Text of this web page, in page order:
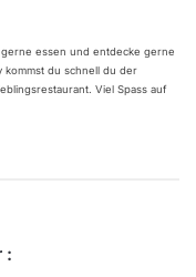
essen und entdecke gerne
du schnell du der
Viel Spass auf
: